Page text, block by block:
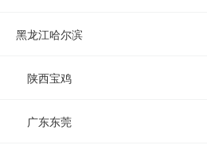
黑龙江哈尔滨
陕西宝鸡
广东东莞